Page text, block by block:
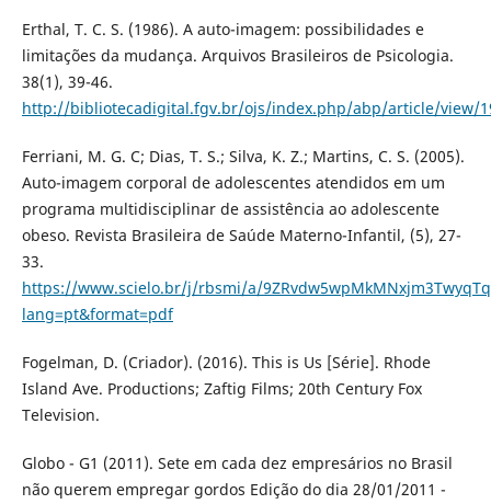
Erthal, T. C. S. (1986). A auto-imagem: possibilidades e
limitações da mudança. Arquivos Brasileiros de Psicologia.
38(1), 39-46.
http://bibliotecadigital.fgv.br/ojs/index.php/abp/article/view/
Ferriani, M. G. C; Dias, T. S.; Silva, K. Z.; Martins, C. S. (2005).
Auto-imagem corporal de adolescentes atendidos em um
programa multidisciplinar de assistência ao adolescente
obeso. Revista Brasileira de Saúde Materno-Infantil, (5), 27-
33.
https://www.scielo.br/j/rbsmi/a/
lang=pt&format=pdf
Fogelman, D. (Criador). (2016). This is Us [Série]. Rhode
Island Ave. Productions; Zaftig Films; 20th Century Fox
Television.
Globo - G1 (2011). Sete em cada dez empresários no Brasil
não querem empregar gordos Edição do dia 28/01/2011 -